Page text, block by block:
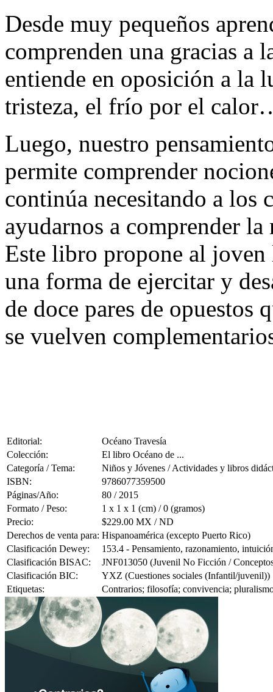
Desde muy pequeños
comprenden una gracias a
entiende en oposición a la
tristeza, el frío por el
Luego, nuestro
permite comprender
continúa necesitando a los
ayudarnos a comprender
Este libro propone al
una forma de ejercitar y
de doce pares de opuestos
se vuelven
Editorial:
Océano Travesía
Colección:
El libro Océano de ...
Categoría / Tema:
Niños y Jóvenes / Actividades y libros
ISBN:
9786077359500
Páginas/Año:
80 / 2015
Formato / Peso:
1 x 1 x 1 (cm) / 0 (gramos)
Precio:
$229.00 MX / ND
Derechos de venta para: Hispanoamérica (excepto Puerto Rico)
Clasificación Dewey:
153.4 - Pensamiento, razonamiento,
Clasificación BISAC:
JNF013050 (Juvenil No Ficción /
Clasificación BIC:
YXZ (Cuestiones sociales (Infantil/juvenil))
Etiquetas:
Contrarios; filosofía; convivencia;